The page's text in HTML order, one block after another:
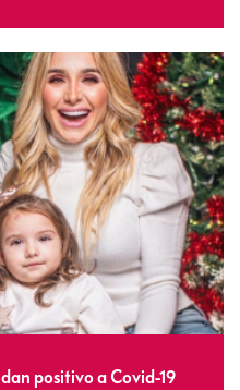
positivo a Covid-19